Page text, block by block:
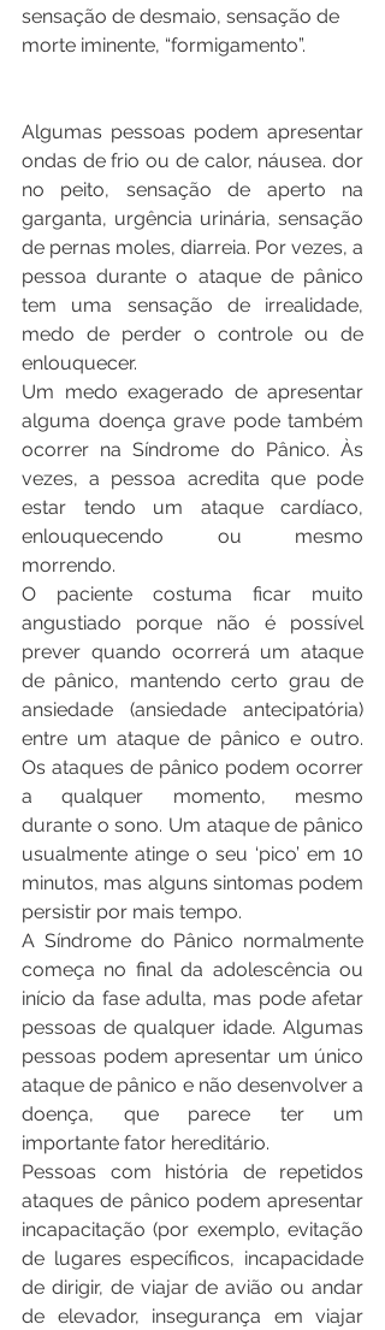
sensação de desmaio, sensação de
morte iminente, “formigamento”.
Algumas pessoas podem apresentar
ondas de frio ou de calor, náusea. dor
no peito, sensação de aperto na
garganta, urgência urinária, sensação
de pernas moles, diarreia. Por vezes, a
pessoa durante o ataque de pânico
tem uma sensação de irrealidade,
medo de perder o controle ou de
enlouquecer.
Um medo exagerado de apresentar
alguma doença grave pode também
ocorrer na Síndrome do Pânico. Às
vezes, a pessoa acredita que pode
estar tendo um ataque cardíaco,
enlouquecendo ou mesmo
morrendo.
O paciente costuma ficar muito
angustiado porque não é possível
prever quando ocorrerá um ataque
de pânico, mantendo certo grau de
ansiedade (ansiedade antecipatória)
entre um ataque de pânico e outro.
Os ataques de pânico podem ocorrer
a qualquer momento, mesmo
durante o sono. Um ataque de pânico
usualmente atinge o seu ‘pico’ em 10
minutos, mas alguns sintomas podem
persistir por mais tempo.
A Síndrome do Pânico normalmente
começa no final da adolescência ou
início da fase adulta, mas pode afetar
pessoas de qualquer idade. Algumas
pessoas podem apresentar um único
ataque de pânico e não desenvolver a
doença, que parece ter um
importante fator hereditário.
Pessoas com história de repetidos
ataques de pânico podem apresentar
incapacitação (por exemplo, evitação
de lugares específicos, incapacidade
de dirigir, de viajar de avião ou andar
de elevador, insegurança em viajar